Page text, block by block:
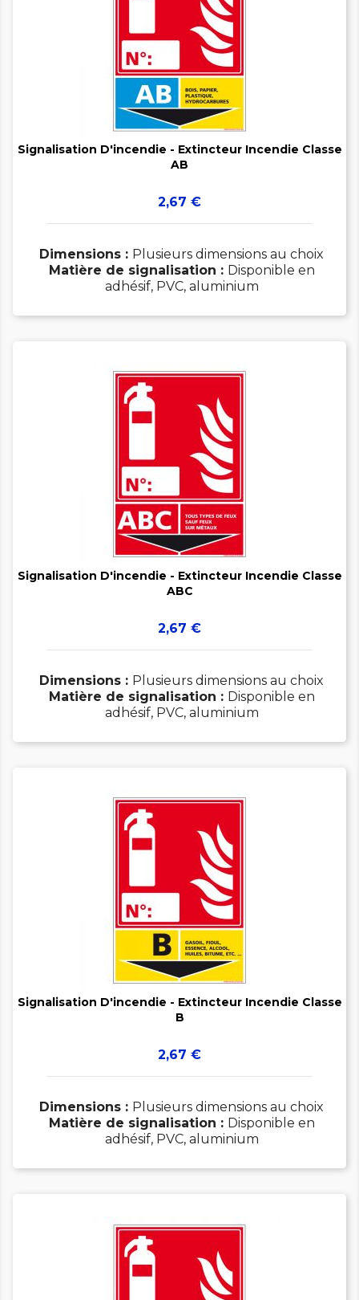


Signalisation D'incendie - Extincteur Incendie Classe
AB
Prix
2,67 €
Dimensions : Plusieurs dimensions au choix
Matière de signalisation : Disponible en
adhésif, PVC, aluminium


Signalisation D'incendie - Extincteur Incendie Classe
ABC
Prix
2,67 €
Dimensions : Plusieurs dimensions au choix
Matière de signalisation : Disponible en
adhésif, PVC, aluminium

Signalisation D'incendie - Extincteur Incendie Classe
B
Prix
2,67 €
Dimensions : Plusieurs dimensions au choix
Matière de signalisation : Disponible en
adhésif, PVC, aluminium